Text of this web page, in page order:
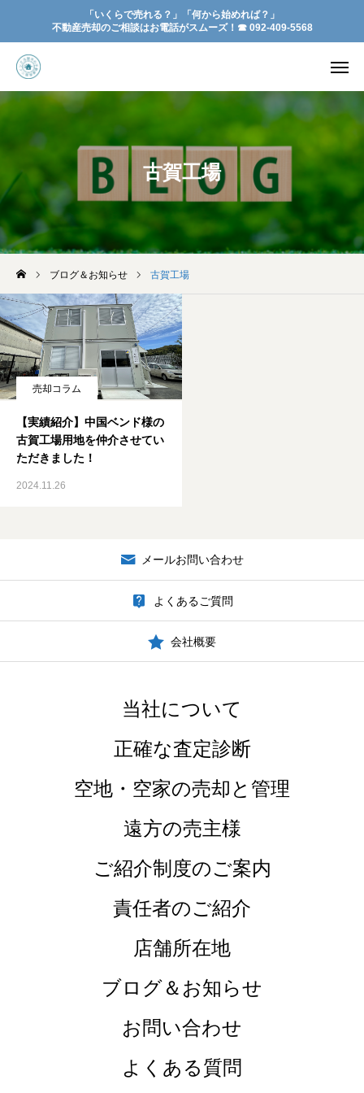
「いくらで売れる？」「何から始めれば？」
不動産売却のご相談はお電話がスムーズ！☎︎ 092-409-5568
古賀工場
ブログ＆お知らせ 古賀工場
売却コラム
【実績紹介】中国ベンド様の
古賀工場用地を仲介させてい
ただきました！
2024.11.26
メールお問い合わせ
よくあるご質問
会社概要
当社について
正確な査定診断
空地・空家の売却と管理
遠方の売主様
ご紹介制度のご案内
責任者のご紹介
店舗所在地
ブログ＆お知らせ
お問い合わせ
よくある質問
お問い合わせ YouTube
会社概要 よくある質問
お知らせ アクセス
ご相談は無料です
空地・空家の売却と管理
お家を売る
お客様の声
ブログ
当社について